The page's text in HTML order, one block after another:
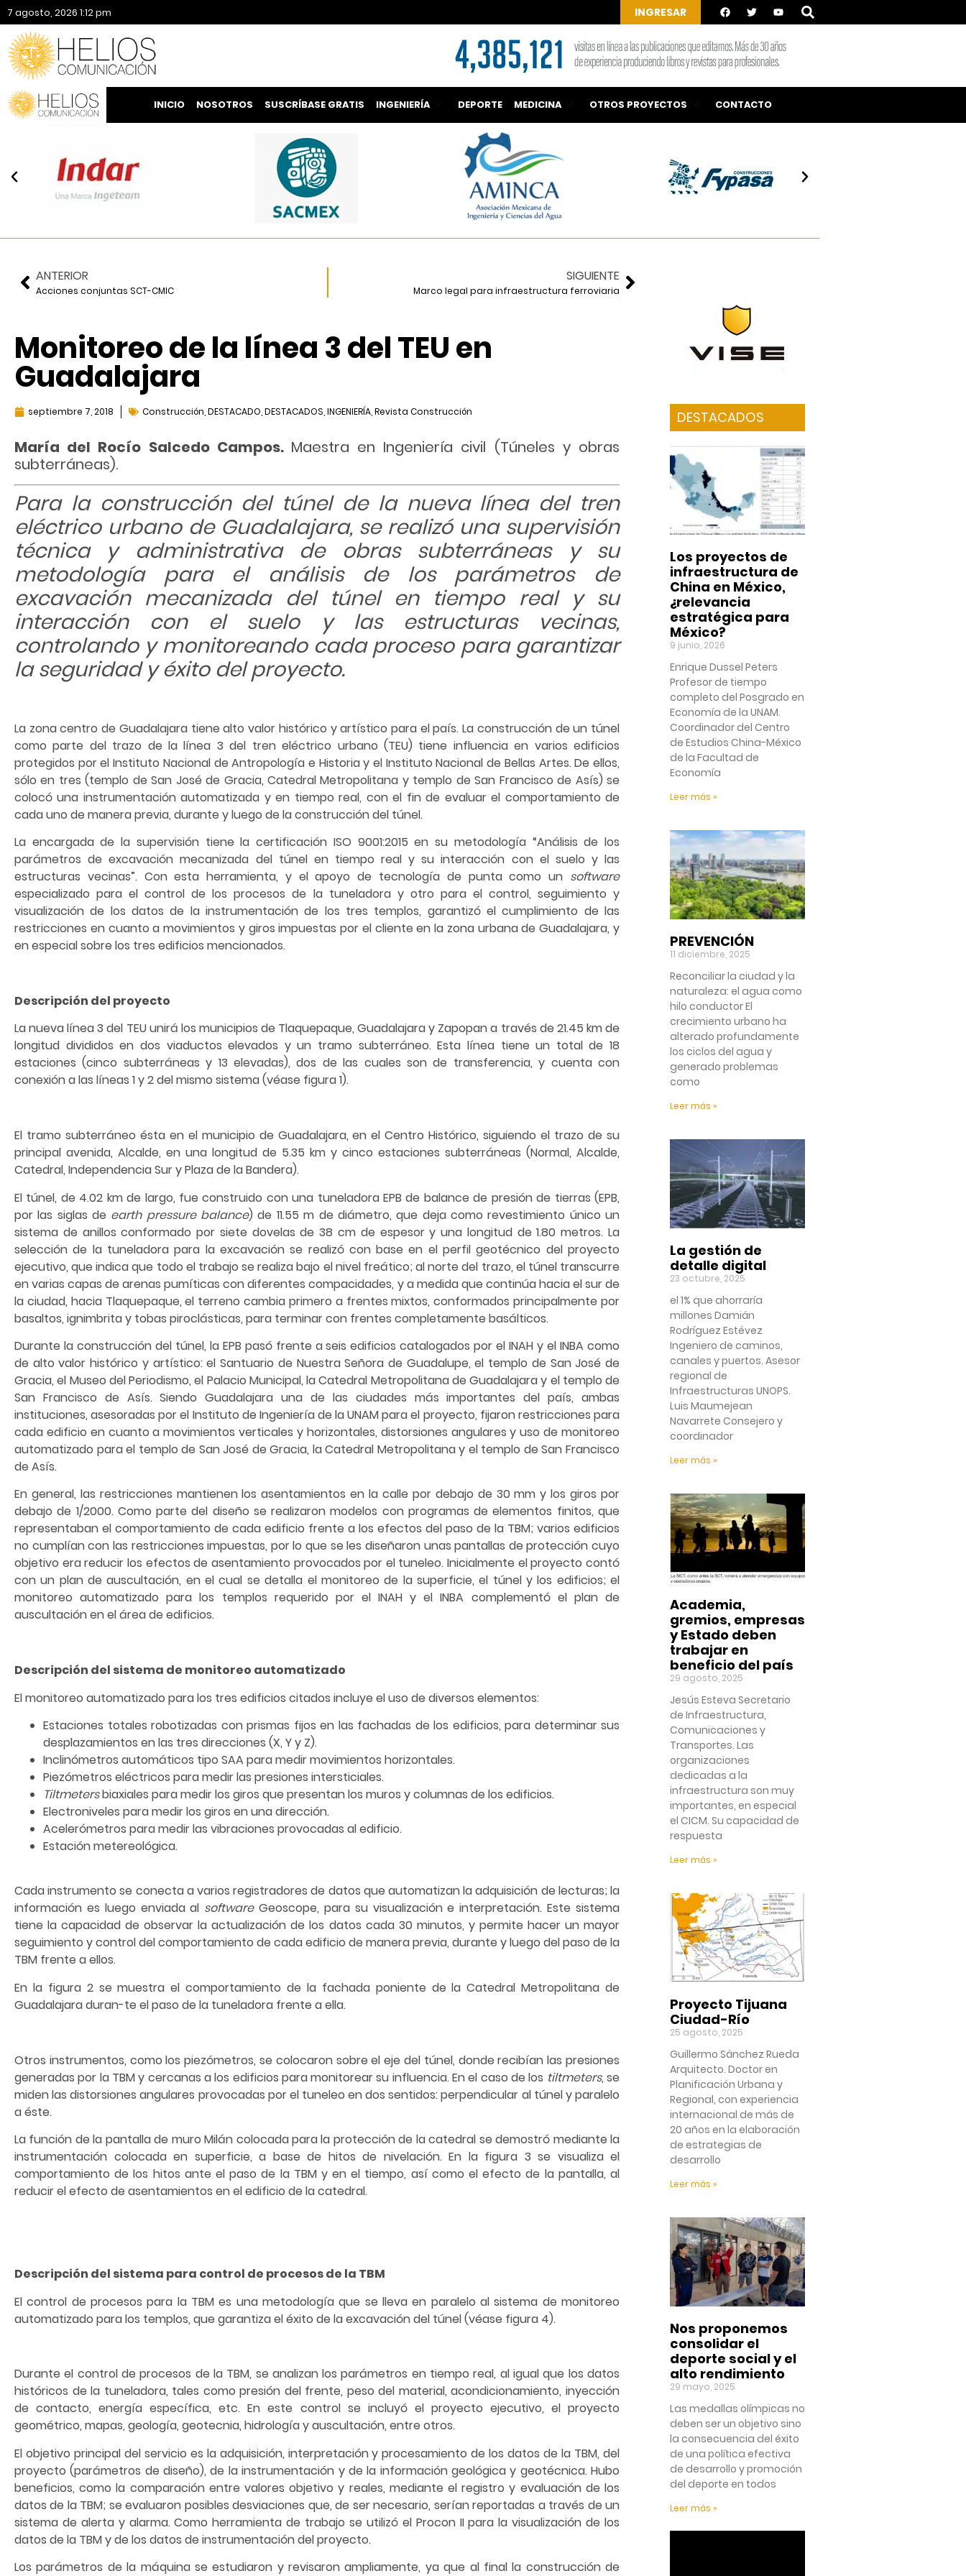
7 agosto, 2026 1:12 pm INGRESAR
INICIO NOSOTROS SUSCRÍBASE GRATIS INGENIERÍA DEPORTE MEDICINA OTROS PROYECTOS CONTACTO
ANTERIOR
Acciones conjuntas SCT-CMIC
SIGUIENTE
Marco legal para infraestructura ferroviaria
Monitoreo de la línea 3 del TEU en
Guadalajara
septiembre 7, 2018 Construcción DESTACADO DESTACADOS INGENIERÍA Revista Construcción
María del Rocío Salcedo Campos. Maestra en Ingeniería civil (Túneles y obras
subterráneas).
Para la construcción del túnel de la nueva línea del tren
eléctrico urbano de Guadalajara, se realizó una supervisión
técnica y administrativa de obras subterráneas y su
metodología para el análisis de los parámetros de
excavación mecanizada del túnel en tiempo real y su
interacción con el suelo y las estructuras vecinas,
controlando y monitoreando cada proceso para garantizar
la seguridad y éxito del proyecto.
La zona centro de Guadalajara tiene alto valor histórico y artístico para el país. La construcción de un túnel
como parte del trazo de la línea 3 del tren eléctrico urbano (TEU) tiene influencia en varios edificios
protegidos por el Instituto Nacional de Antropología e Historia y el Instituto Nacional de Bellas Artes. De ellos,
sólo en tres (templo de San José de Gracia, Catedral Metropolitana y templo de San Francisco de Asís) se
colocó una instrumentación automatizada y en tiempo real, con el fin de evaluar el comportamiento de
cada uno de manera previa, durante y luego de la construcción del túnel.
La encargada de la supervisión tiene la certificación ISO 9001:2015 en su metodología “Análisis de los
parámetros de excavación mecanizada del túnel en tiempo real y su interacción con el suelo y las
estructuras vecinas”. Con esta herramienta, y el apoyo de tecnología de punta como un software
especializado para el control de los procesos de la tuneladora y otro para el control, seguimiento y
visualización de los datos de la instrumentación de los tres templos, garantizó el cumplimiento de las
restricciones en cuanto a movimientos y giros impuestas por el cliente en la zona urbana de Guadalajara, y
en especial sobre los tres edificios mencionados.
Descripción del proyecto
La nueva línea 3 del TEU unirá los municipios de Tlaquepaque, Guadalajara y Zapopan a través de 21.45 km de
longitud divididos en dos viaductos elevados y un tramo subterráneo. Esta línea tiene un total de 18
estaciones (cinco subterráneas y 13 elevadas), dos de las cuales son de transferencia, y cuenta con
conexión a las líneas 1 y 2 del mismo sistema (véase figura 1).
El tramo subterráneo ésta en el municipio de Guadalajara, en el Centro Histórico, siguiendo el trazo de su
principal avenida, Alcalde, en una longitud de 5.35 km y cinco estaciones subterráneas (Normal, Alcalde,
Catedral, Independencia Sur y Plaza de la Bandera).
El túnel, de 4.02 km de largo, fue construido con una tuneladora EPB de balance de presión de tierras (EPB,
por las siglas de earth pressure balance) de 11.55 m de diámetro, que deja como revestimiento único un
sistema de anillos conformado por siete dovelas de 38 cm de espesor y una longitud de 1.80 metros. La
selección de la tuneladora para la excavación se realizó con base en el perfil geotécnico del proyecto
ejecutivo, que indica que todo el trabajo se realiza bajo el nivel freático; al norte del trazo, el túnel transcurre
en varias capas de arenas pumíticas con diferentes compacidades, y a medida que continúa hacia el sur de
la ciudad, hacia Tlaquepaque, el terreno cambia primero a frentes mixtos, conformados principalmente por
basaltos, ignimbrita y tobas piroclásticas, para terminar con frentes completamente basálticos.
Durante la construcción del túnel, la EPB pasó frente a seis edificios catalogados por el INAH y el INBA como
de alto valor histórico y artístico: el Santuario de Nuestra Señora de Guadalupe, el templo de San José de
Gracia, el Museo del Periodismo, el Palacio Municipal, la Catedral Metropolitana de Guadalajara y el templo de
San Francisco de Asís. Siendo Guadalajara una de las ciudades más importantes del país, ambas
instituciones, asesoradas por el Instituto de Ingeniería de la UNAM para el proyecto, fijaron restricciones para
cada edificio en cuanto a movimientos verticales y horizontales, distorsiones angulares y uso de monitoreo
automatizado para el templo de San José de Gracia, la Catedral Metropolitana y el templo de San Francisco
de Asís.
En general, las restricciones mantienen los asentamientos en la calle por debajo de 30 mm y los giros por
debajo de 1/2000. Como parte del diseño se realizaron modelos con programas de elementos finitos, que
representaban el comportamiento de cada edificio frente a los efectos del paso de la TBM; varios edificios
no cumplían con las restricciones impuestas, por lo que se les diseñaron unas pantallas de protección cuyo
objetivo era reducir los efectos de asentamiento provocados por el tuneleo. Inicialmente el proyecto contó
con un plan de auscultación, en el cual se detalla el monitoreo de la superficie, el túnel y los edificios; el
monitoreo automatizado para los templos requerido por el INAH y el INBA complementó el plan de
auscultación en el área de edificios.
Descripción del sistema de monitoreo automatizado
El monitoreo automatizado para los tres edificios citados incluye el uso de diversos elementos:
Estaciones totales robotizadas con prismas fijos en las fachadas de los edificios, para determinar sus
desplazamientos en las tres direcciones (X, Y y Z).
Inclinómetros automáticos tipo SAA para medir movimientos horizontales.
Piezómetros eléctricos para medir las presiones intersticiales.
Tiltmetersbiaxiales para medir los giros que presentan los muros y columnas de los edificios.
Electroniveles para medir los giros en una dirección.
Acelerómetros para medir las vibraciones provocadas al edificio.
Estación metereológica.
Cada instrumento se conecta a varios registradores de datos que automatizan la adquisición de lecturas; la
información es luego enviada al softwareGeoscope, para su visualización e interpretación. Este sistema
tiene la capacidad de observar la actualización de los datos cada 30 minutos, y permite hacer un mayor
seguimiento y control del comportamiento de cada edificio de manera previa, durante y luego del paso de la
TBM frente a ellos.
En la figura 2 se muestra el comportamiento de la fachada poniente de la Catedral Metropolitana de
Guadalajara duran-te el paso de la tuneladora frente a ella.
Otros instrumentos, como los piezómetros, se colocaron sobre el eje del túnel, donde recibían las presiones
generadas por la TBM y cercanas a los edificios para monitorear su influencia. En el caso de los tiltmeters, se
miden las distorsiones angulares provocadas por el tuneleo en dos sentidos: perpendicular al túnel y paralelo
a éste.
La función de la pantalla de muro Milán colocada para la protección de la catedral se demostró mediante la
instrumentación colocada en superficie, a base de hitos de nivelación. En la figura 3 se visualiza el
comportamiento de los hitos ante el paso de la TBM y en el tiempo, así como el efecto de la pantalla, al
reducir el efecto de asentamientos en el edificio de la catedral.
Descripción del sistema para control de procesos de la TBM
El control de procesos para la TBM es una metodología que se lleva en paralelo al sistema de monitoreo
automatizado para los templos, que garantiza el éxito de la excavación del túnel (véase figura 4).
Durante el control de procesos de la TBM, se analizan los parámetros en tiempo real, al igual que los datos
históricos de la tuneladora, tales como presión del frente, peso del material, acondicionamiento, inyección
de contacto, energía específica, etc. En este control se incluyó el proyecto ejecutivo, el proyecto
geométrico, mapas, geología, geotecnia, hidrología y auscultación, entre otros.
El objetivo principal del servicio es la adquisición, interpretación y procesamiento de los datos de la TBM, del
proyecto (parámetros de diseño), de la instrumentación y de la información geológica y geotécnica. Hubo
beneficios, como la comparación entre valores objetivo y reales, mediante el registro y evaluación de los
datos de la TBM; se evaluaron posibles desviaciones que, de ser necesario, serían reportadas a través de un
sistema de alerta y alarma. Como herramienta de trabajo se utilizó el Procon II para la visualización de los
datos de la TBM y de los datos de instrumentación del proyecto.
Los parámetros de la máquina se estudiaron y revisaron ampliamente, ya que al final la construcción de
DESTACADOS
Los proyectos de
infraestructura de
China en México,
¿relevancia
estratégica para
México?
9 junio, 2026
Enrique Dussel Peters
Profesor de tiempo
completo del Posgrado en
Economía de la UNAM.
Coordinador del Centro
de Estudios China-México
de la Facultad de
Economía
Leer más »
PREVENCIÓN
11 diciembre, 2025
Reconciliar la ciudad y la
naturaleza: el agua como
hilo conductor El
crecimiento urbano ha
alterado profundamente
los ciclos del agua y
generado problemas
como
Leer más »
La gestión de
detalle digital
23 octubre, 2025
el 1% que ahorraría
millones Damián
Rodríguez Estévez
Ingeniero de caminos,
canales y puertos. Asesor
regional de
Infraestructuras UNOPS.
Luis Maumejean
Navarrete Consejero y
coordinador
Leer más »
Academia,
gremios, empresas
y Estado deben
trabajar en
beneficio del país
29 agosto, 2025
Jesús Esteva Secretario
de Infraestructura,
Comunicaciones y
Transportes. Las
organizaciones
dedicadas a la
infraestructura son muy
importantes, en especial
el CICM. Su capacidad de
respuesta
Leer más »
Proyecto Tijuana
Ciudad-Río
25 agosto, 2025
Guillermo Sánchez Rueda
Arquitecto. Doctor en
Planificación Urbana y
Regional, con experiencia
internacional de más de
20 años en la elaboración
de estrategias de
desarrollo
Leer más »
Nos proponemos
consolidar el
deporte social y el
alto rendimiento
29 mayo, 2025
Las medallas olímpicas no
deben ser un objetivo sino
la consecuencia del éxito
de una política efectiva
de desarrollo y promoción
del deporte en todos
Leer más »